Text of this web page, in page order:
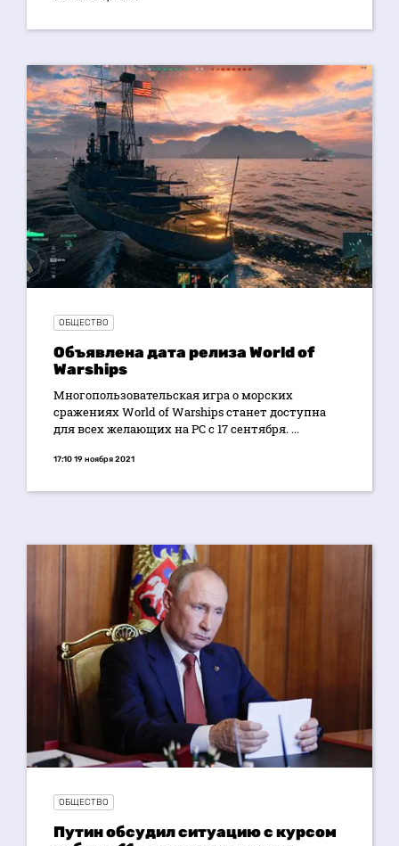
ОБЩЕСТВО
Объявлена дата релиза World of
Warships
Многопользовательская игра о морских
сражениях World of Warships станет доступна
для всех желающих на PC с 17 сентября. ...
17:10 19 ноября 2021
ОБЩЕСТВО
Путин обсудил ситуацию с курсом